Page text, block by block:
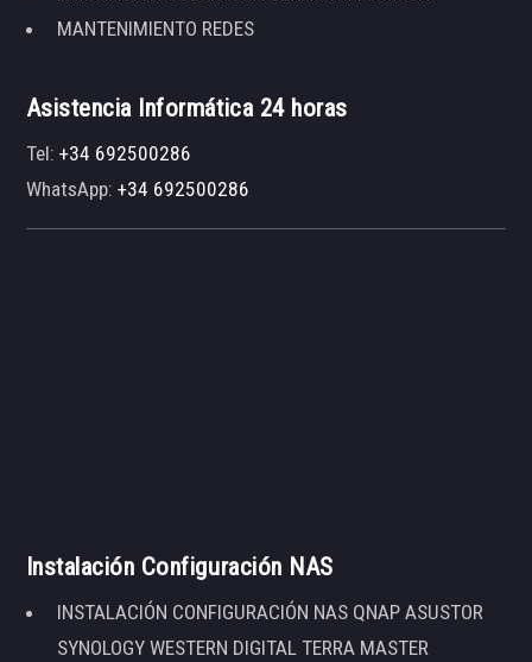
MANTENIMIENTO REDES
Asistencia Informática 24 horas
Tel:+34 692500286
WhatsApp:+34 692500286
Instalación Configuración NAS
INSTALACIÓN CONFIGURACIÓN NAS QNAP ASUSTOR
SYNOLOGY WESTERN DIGITAL TERRA MASTER